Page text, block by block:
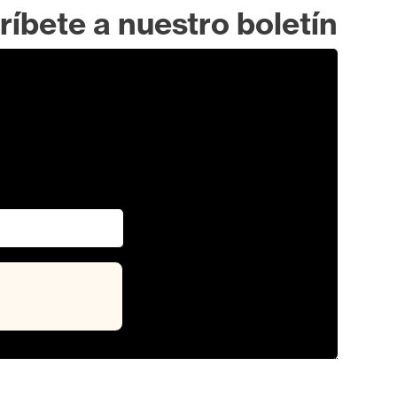
a nuestro boletín